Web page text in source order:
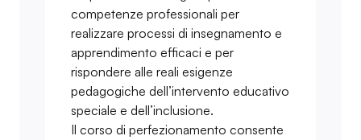
competenze professionali per
realizzare processi di insegnamento e
apprendimento efficaci e per
rispondere alle reali esigenze
pedagogiche dell’intervento educativo
speciale e dell’inclusione.
Il corso di perfezionamento consente